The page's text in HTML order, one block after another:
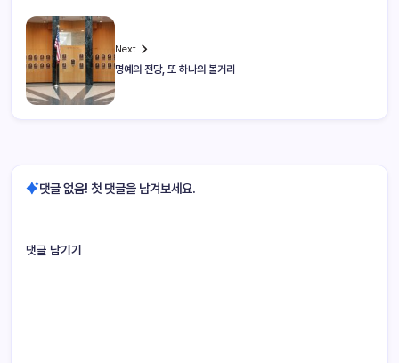
Next
명예의 전당, 또 하나의 볼거리
댓글 없음! 첫 댓글을 남겨보세요.
댓글 남기기